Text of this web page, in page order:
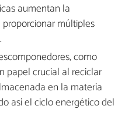
aumentan la
múltiples
como
papel crucial al reciclar
en la materia
así el ciclo energético del